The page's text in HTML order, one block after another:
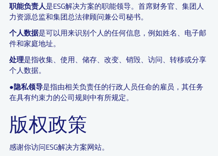
职能负责人是ESG解决方案的职能领导。首席财务官、集团人
力资源总监和集团总法律顾问兼公司秘书。
个人数据是可以用来识别个人的任何信息，例如姓名、电子邮
件和家庭地址。
处理是指收集、使用、储存、改变、销毁、访问、转移或分享
个人数据。
●隐私领导是指由相关负责任的行政人员任命的雇员，其任务
在具有约束力的公司规则中有所规定。
版权政策
感谢你访问ESG解决方案网站。